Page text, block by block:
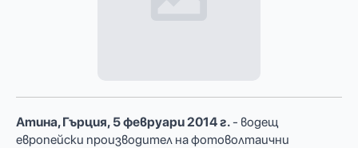
Атина, Гърция, 5 февруари2014 г.- водещ
европейски производител на фотоволтаични